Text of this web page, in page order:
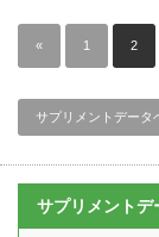
« 1 2
サプリメントデータ
サプリメントデ